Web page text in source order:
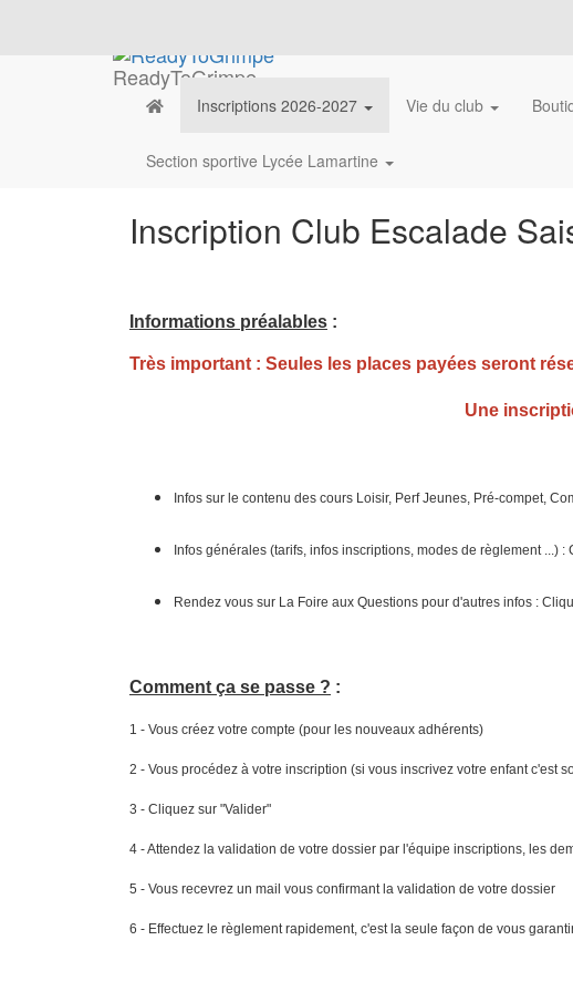
ReadyToGrimpe
Inscriptions 2026-2027 Vie du club
Section sportive Lycée Lamartine
Inscription Club Escalade
Informations préalables :
Très important : Seules les places payées seront
Une
Infos sur le contenu des cours Loisir, Perf Jeunes, Pré-compet,
Infos générales (tarifs, infos inscriptions, modes de règlement ...) :
Rendez vous sur La Foire aux Questions pour d'autres infos :
Comment ça se passe ? :
1 - Vous créez votre compte (pour les nouveaux adhérents)
2 - Vous procédez à votre inscription (si vous inscrivez votre enfant c'est
3 - Cliquez sur "Valider"
4 - Attendez la validation de votre dossier par l'équipe inscriptions, les
5 - Vous recevrez un mail vous confirmant la validation de votre dossier
6 - Effectuez le règlement rapidement, c'est la seule façon de vous